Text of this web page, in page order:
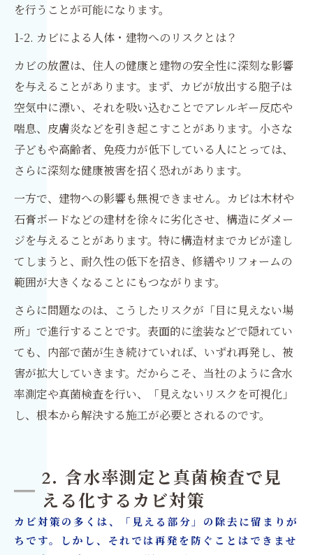
を行うことが可能になります。
1-2. カビによる人体・建物へのリスクとは？
カビの放置は、住人の健康と建物の安全性に深刻な影響
を与えることがあります。まず、カビが放出する胞子は
空気中に漂い、それを吸い込むことでアレルギー反応や
喘息、皮膚炎などを引き起こすことがあります。小さな
子どもや高齢者、免疫力が低下している人にとっては、
さらに深刻な健康被害を招く恐れがあります。
一方で、建物への影響も無視できません。カビは木材や
石膏ボードなどの建材を徐々に劣化させ、構造にダメー
ジを与えることがあります。特に構造材までカビが達し
てしまうと、耐久性の低下を招き、修繕やリフォームの
範囲が大きくなることにもつながります。
さらに問題なのは、こうしたリスクが「目に見えない場
所」で進行することです。表面的に塗装などで隠れてい
ても、内部で菌が生き続けていれば、いずれ再発し、被
害が拡大していきます。だからこそ、当社のように含水
率測定や真菌検査を行い、「見えないリスクを可視化」
し、根本から解決する施工が必要とされるのです。
2. 含水率測定と真菌検査で見
える化するカビ対策
カビ対策の多くは、「見える部分」の除去に留まりが
ちです。しかし、それでは再発を防ぐことはできませ